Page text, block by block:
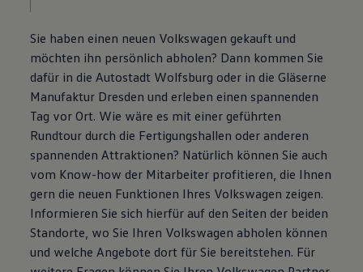
Sie haben einen neuen Volkswagen gekauft und
möchten ihn persönlich abholen? Dann kommen Sie
dafür in die Autostadt Wolfsburg oder in die Gläserne
Manufaktur Dresden und erleben einen spannenden
Tag vor Ort. Wie wäre es mit einer geführten
Rundtour durch die Fertigungshallen oder anderen
spannenden Attraktionen? Natürlich können Sie auch
vom Know-how der Mitarbeiter profitieren, die Ihnen
gern die neuen Funktionen Ihres Volkswagen zeigen.
Informieren Sie sich hierfür auf den Seiten der beiden
Standorte, wo Sie Ihren Volkswagen abholen können
und welche Angebote dort für Sie bereitstehen. Für